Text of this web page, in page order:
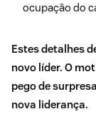
ocupação do
Estes detalhes
novo líder. O
pego de
nova liderança.